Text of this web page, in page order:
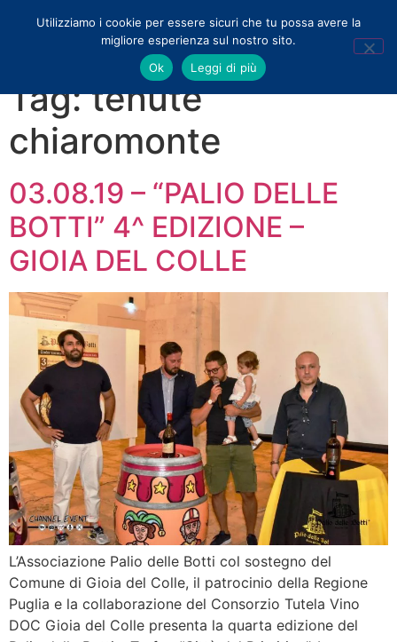
Tag:tenute
chiaromonte
03.08.19 – “PALIO DELLE
BOTTI” 4^ EDIZIONE –
GIOIA DEL COLLE
L’Associazione Palio delle Botti col sostegno del
Comune di Gioia del Colle, il patrocinio della Regione
Puglia e la collaborazione del Consorzio Tutela Vino
DOC Gioia del Colle presenta la quarta edizione del
Utilizziamo i cookie per essere sicuri che tu possa avere la
migliore esperienza sul nostro sito.
Ok
Leggi di più